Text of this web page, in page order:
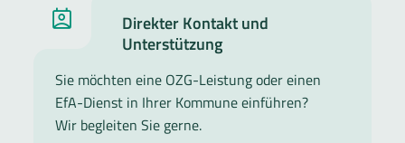
Direkter Kontakt und
Unterstützung
Sie möchten eine OZG-Leistung oder einen
EfA-Dienst in Ihrer Kommune einführen?
Wir begleiten Sie gerne.